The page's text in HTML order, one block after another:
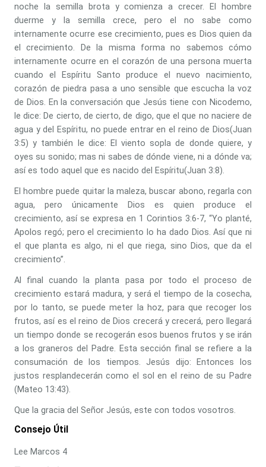
noche la semilla brota y comienza a crecer. El hombre
duerme y la semilla crece, pero el no sabe como
internamente ocurre ese crecimiento, pues es Dios quien da
el crecimiento. De la misma forma no sabemos cómo
internamente ocurre en el corazón de una persona muerta
cuando el Espíritu Santo produce el nuevo nacimiento,
corazón de piedra pasa a uno sensible que escucha la voz
de Dios. En la conversación que Jesús tiene con Nicodemo,
le dice: De cierto, de cierto, de digo, que el que no naciere de
agua y del Espíritu, no puede entrar en el reino de Dios(Juan
3:5) y también le dice: El viento sopla de donde quiere, y
oyes su sonido; mas ni sabes de dónde viene, ni a dónde va;
así es todo aquel que es nacido del Espíritu(Juan 3:8).
El hombre puede quitar la maleza, buscar abono, regarla con
agua, pero únicamente Dios es quien produce el
crecimiento, así se expresa en 1 Corintios 3:6-7, “Yo planté,
Apolos regó; pero el crecimiento lo ha dado Dios. Así que ni
el que planta es algo, ni el que riega, sino Dios, que da el
crecimiento”.
Al final cuando la planta pasa por todo el proceso de
crecimiento estará madura, y será el tiempo de la cosecha,
por lo tanto, se puede meter la hoz, para que recoger los
frutos, así es el reino de Dios crecerá y crecerá, pero llegará
un tiempo donde se recogerán esos buenos frutos y se irán
a los graneros del Padre. Esta sección final se refiere a la
consumación de los tiempos. Jesús dijo: Entonces los
justos resplandecerán como el sol en el reino de su Padre
(Mateo 13:43).
Que la gracia del Señor Jesús, este con todos vosotros.
Consejo Útil
Lee Marcos 4